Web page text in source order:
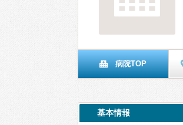
病院TOP
基本情報